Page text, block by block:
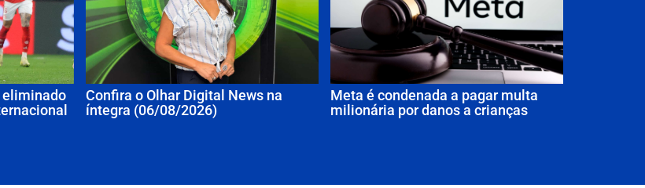
eliminado
Confira o Olhar Digital News na
íntegra (06/08/2026)
Meta é condenada a pagar multa
milionária por danos a crianças